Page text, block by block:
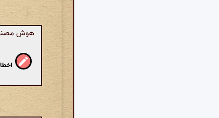
هوش